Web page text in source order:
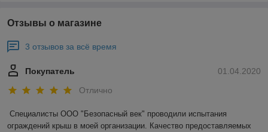
Отзывы о магазине
3 отзывов за всё время
01.04.2020
Покупатель
Отлично
Специалисты ООО "Безопасный век" проводили испытания
ограждений крыш в моей организации. Качество предоставляемых